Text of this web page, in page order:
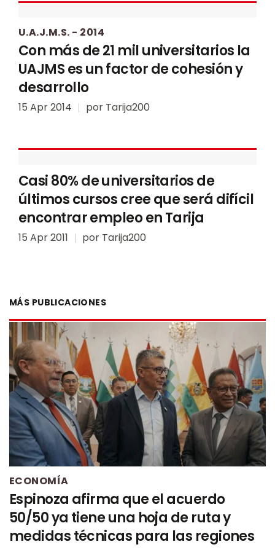
U.A.J.M.S. - 2014
Con más de 21 mil universitarios la
UAJMS es un factor de cohesión y
desarrollo
15 Apr 2014 por Tarija200
Casi 80% de universitarios de
últimos cursos cree que será difícil
encontrar empleo en Tarija
15 Apr 2011 por Tarija200
MÁS PUBLICACIONES
ECONOMÍA
Espinoza afirma que el acuerdo
50/50 ya tiene una hoja de ruta y
medidas técnicas para las regiones